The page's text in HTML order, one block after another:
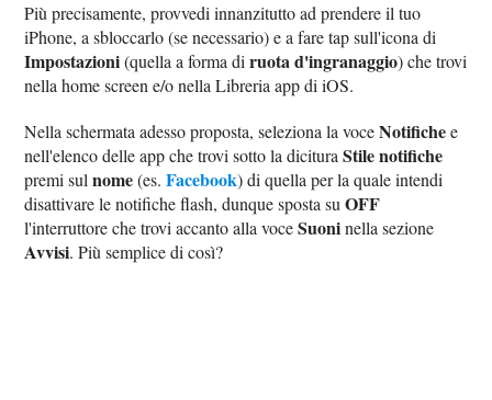
Più precisamente, provvedi innanzitutto ad prendere il tuo
iPhone, a sbloccarlo (se necessario) e a fare tap sull'icona di
Impostazioni(quella a forma diruota d'ingranaggio) che trovi
nella home screen e/o nella Libreria app di iOS.
Nella schermata adesso proposta, seleziona la voceNotifichee
nell'elenco delle app che trovi sotto la dicituraStile notifiche
premi sulnome(es.Facebook) di quella per la quale intendi
disattivare le notifiche flash, dunque sposta suOFF
l'interruttore che trovi accanto alla voceSuoninella sezione
Avvisi. Più semplice di così?